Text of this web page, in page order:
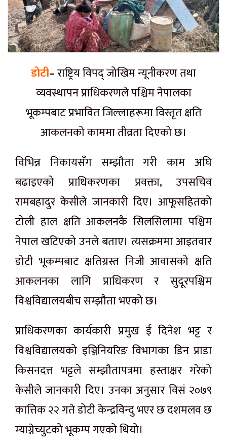
डोटी–राष्ट्रिय विपद् जोखिम न्यूनीकरण तथा
व्यवस्थापन प्राधिकरणले पश्चिम नेपालका
भूकम्पबाट प्रभावित जिल्लाहरूमा विस्तृत क्षति
आकलनको काममा तीव्रता दिएको छ।
विभिन्न निकायसँग सम्झौता गरी काम अघि
बढाइएको प्राधिकरणका प्रवक्ता, उपसचिव
रामबहादुर केसीले जानकारी दिए। आफूसहितको
टोली हाल क्षति आकलनकै सिलसिलामा पश्चिम
नेपाल खटिएको उनले बताए। त्यसक्रममा आइतवार
डोटी भूकम्पबाट क्षतिग्रस्त निजी आवासको क्षति
आकलनका लागि प्राधिकरण र सुदूरपश्चिम
विश्वविद्यालयबीच सम्झौता भएको छ।
प्राधिकरणका कार्यकारी प्रमुख ई दिनेश भट्ट र
विश्वविद्यालयको इञ्जिनियरिङ विभागका डिन प्राडा
किसनदत्त भट्टले सम्झौतापत्रमा हस्ताक्षर गरेको
केसीले जानकारी दिए। उनका अनुसार विसं २०७९
कात्तिक २२ गते डोटी केन्द्रविन्दु भएर छ दशमलव छ
म्याग्नेच्युटको भूकम्प गएको थियो।